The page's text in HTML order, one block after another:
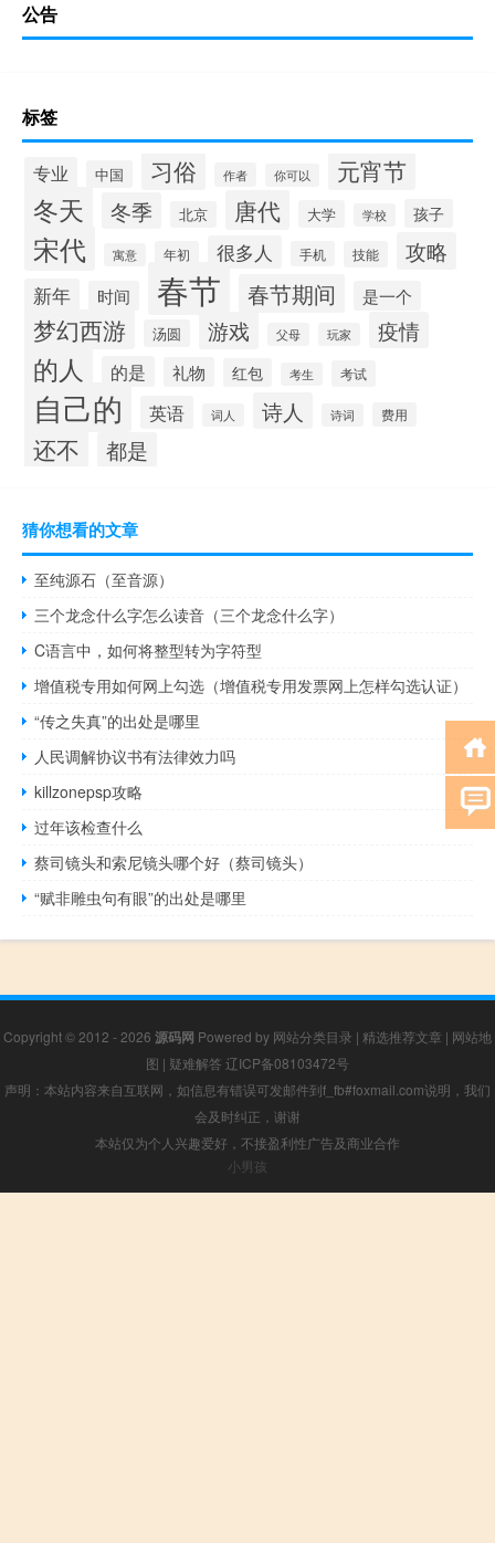
公告
标签
专业 中国 习俗 作者 你可以 元宵节
冬天 冬季 北京 唐代 大学 学校 孩子
宋代 寓意 年初 很多人 手机 技能 攻略
新年 时间 春节 春节期间 是一个
梦幻西游 汤圆 游戏 父母 玩家 疫情
的人 的是 礼物 红包 考生 考试
自己的 英语 词人 诗人 诗词 费用
还不 都是
猜你想看的文章
至纯源石（至音源）
三个龙念什么字怎么读音（三个龙念什么字）
C语言中，如何将整型转为字符型
增值税专用如何网上勾选（增值税专用发票网上怎样勾选认证）
“传之失真”的出处是哪里
人民调解协议书有法律效力吗
killzonepsp攻略
过年该检查什么
蔡司镜头和索尼镜头哪个好（蔡司镜头）
“赋非雕虫句有眼”的出处是哪里
Copyright © 2012 - 2026 源码网 Powered by 网站分类目录 | 精选推荐文章 | 网站地
图 | 疑难解答 辽ICP备08103472号
声明：本站内容来自互联网，如信息有错误可发邮件到f_fb#foxmail.com说明，我们
会及时纠正，谢谢
本站仅为个人兴趣爱好，不接盈利性广告及商业合作
小男孩